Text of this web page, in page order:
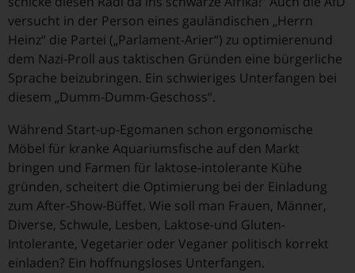
versucht in der Person eines gauländischen „Herrn
Heinz“ die Partei („Parlament-Arier“) zu optimierenund
dem Nazi-Proll aus taktischen Gründen eine bürgerliche
Sprache beizubringen. Ein schwieriges Unterfangen bei
diesem „Dumm-Dumm-Geschoss“.
Während Start-up-Egomanen schon ergonomische
Möbel für kranke Aquariumsfische auf den Markt
bringen und Farmen für laktose-intolerante Kühe
gründen, scheitert die Optimierung bei der Einladung
zum After-Show-Büffet. Wie soll man Frauen, Männer,
Diverse, Schwule, Lesben, Laktose-und Gluten-
Intolerante, Vegetarier oder Veganer politisch korrekt
einladen? Ein hoffnungsloses Unterfangen.